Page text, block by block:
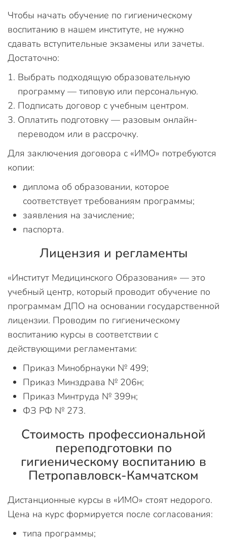
Чтобы начать обучение по гигиеническому
воспитанию в нашем институте, не нужно
сдавать вступительные экзамены или зачеты.
Достаточно:
Выбрать подходящую образовательную
программу — типовую или персональную.
Подписать договор с учебным центром.
Оплатить подготовку — разовым онлайн-
переводом или в рассрочку.
Для заключения договора с «ИМО» потребуются
копии:
диплома об образовании, которое
соответствует требованиям программы;
заявления на зачисление;
паспорта.
Лицензия и регламенты
«Институт Медицинского Образования» — это
учебный центр, который проводит обучение по
программам ДПО на основании государственной
лицензии. Проводим по гигиеническому
воспитанию курсы в соответствии с
действующими регламентами:
Приказ Минобрнауки № 499;
Приказ Минздрава № 206н;
Приказ Минтруда № 399н;
ФЗ РФ № 273.
Стоимость профессиональной
переподготовки по
гигиеническому воспитанию в
Петропавловск-Камчатском
Дистанционные курсы в «ИМО» стоят недорого.
Цена на курс формируется после согласования:
типа программы;